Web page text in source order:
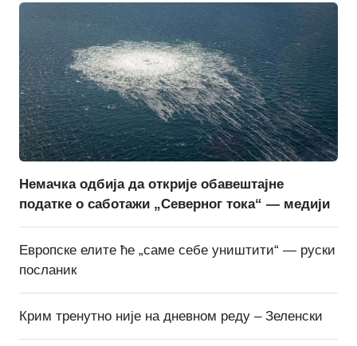
Немачка одбија да открије обавештајне
податке о саботажи „Северног тока“ — медији
Европске елите ће „саме себе уништити“ — руски
посланик
Крим тренутно није на дневном реду – Зеленски